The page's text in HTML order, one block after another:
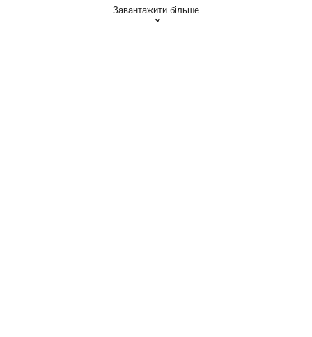
Завантажити більше